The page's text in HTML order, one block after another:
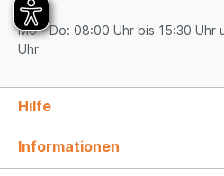
Mo - Do: 08:00 Uhr bis 15:30 Uhr
Uhr
Hilfe
Informationen